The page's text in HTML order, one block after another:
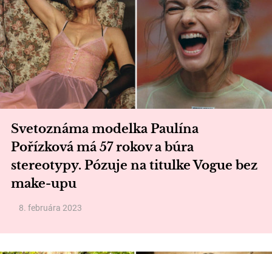
Svetoznáma modelka Paulína
Pořízková má 57 rokov a búra
stereotypy. Pózuje na titulke Vogue bez
make-upu
8. februára 2023